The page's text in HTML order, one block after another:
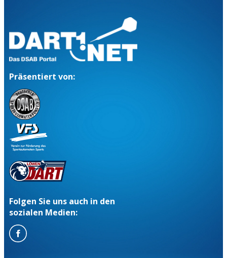
Präsentiert von:
Folgen Sie uns auch in den
sozialen Medien: